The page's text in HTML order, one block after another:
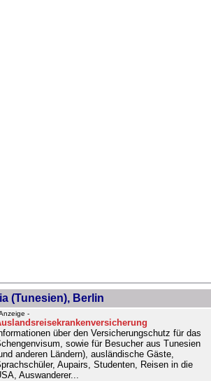
(Tunesien), Berlin
-
über den Versicherungschutz für das
sowie für Besucher aus Tunesien
anderen Ländern), ausländische Gäste,
Aupairs, Studenten, Reisen in die
Auswanderer...